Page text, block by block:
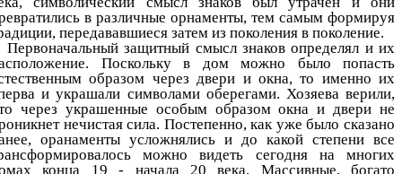
в различные орнаменты, тем самым формируя
передававшиеся затем из поколения в поколение.
Первоначальный защитный смысл знаков определял и их
Поскольку в дом можно было попасть
образом через двери и окна, то именно их
и украшали символами оберегами. Хозяева верили,
через украшенные особым образом окна и двери не
нечистая сила. Постепенно, как уже было сказано
оранаменты усложнялись и до какой степени все
можно видеть сегодня на многих
конца 19 - начала 20 века. Массивные, богато